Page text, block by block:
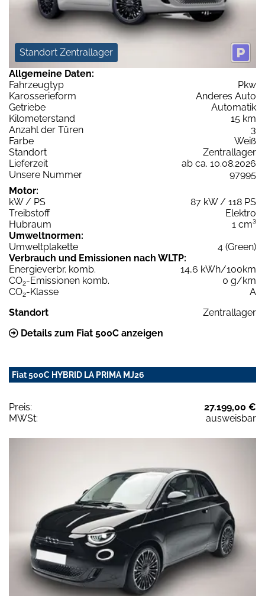
Standort Zentrallager
Allgemeine Daten:
Fahrzeugtyp
Pkw
Karosserieform
Anderes Auto
Getriebe
Automatik
Kilometerstand
15 km
Anzahl der Türen
3
Farbe
Weiß
Standort
Zentrallager
Lieferzeit
ab ca. 10.08.2026
Unsere Nummer
97995
Motor:
kW / PS
87 kW / 118 PS
Treibstoff
Elektro
Hubraum
1 cm³
Umweltnormen:
Umweltplakette
4 (Green)
Verbrauch und Emissionen nach WLTP:
Energieverbr. komb.
14,6 kWh/100km
CO2-Emissionen komb.
0 g/km
CO2-Klasse
A
Standort
Zentrallager
Details zum Fiat 500C anzeigen
Fiat 500C HYBRID LA PRIMA MJ26
Preis:
27.199,00 €
MWSt:
ausweisbar